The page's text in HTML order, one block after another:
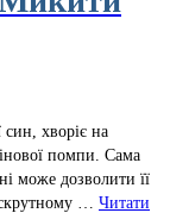
хворіє на
помпи. Сама
може дозволити її
… Читати